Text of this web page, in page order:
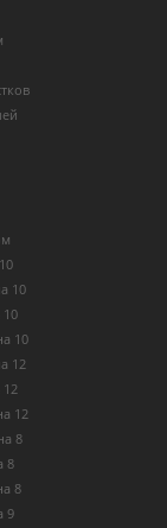
10
10
12
12
8
8
8
9